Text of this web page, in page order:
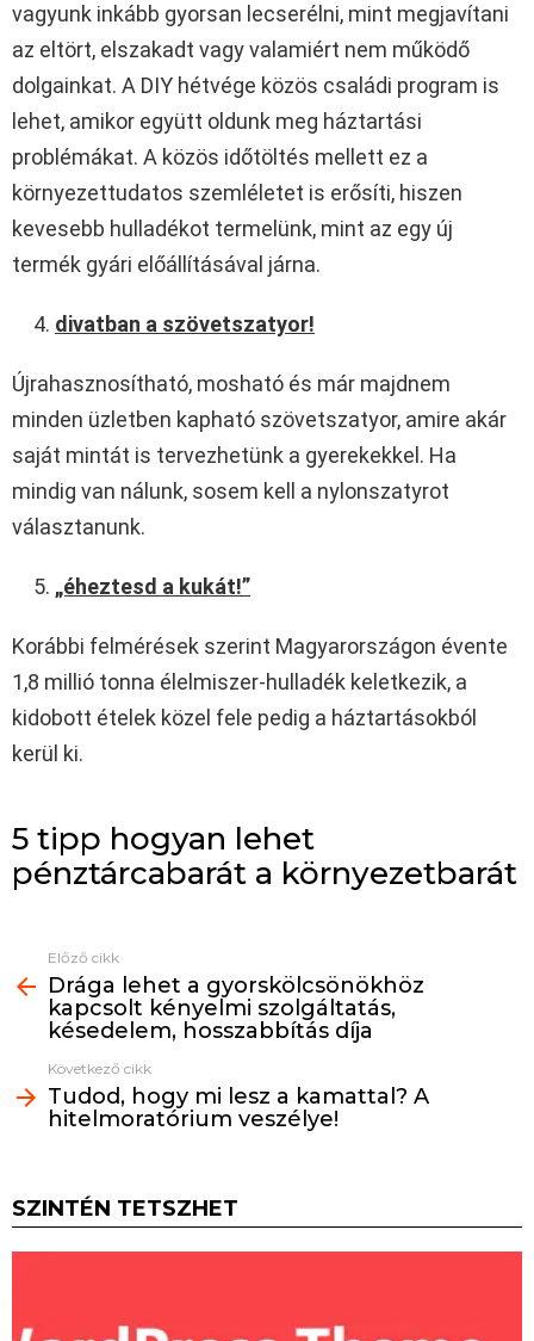
vagyunk inkább gyorsan lecserélni, mint megjavítani
az eltört, elszakadt vagy valamiért nem működő
dolgainkat. A DIY hétvége közös családi program is
lehet, amikor együtt oldunk meg háztartási
problémákat. A közös időtöltés mellett ez a
környezettudatos szemléletet is erősíti, hiszen
kevesebb hulladékot termelünk, mint az egy új
termék gyári előállításával járna.
divatban a szövetszatyor!
Újrahasznosítható, mosható és már majdnem
minden üzletben kapható szövetszatyor, amire akár
saját mintát is tervezhetünk a gyerekekkel. Ha
mindig van nálunk, sosem kell a nylonszatyrot
választanunk.
„éheztesd a kukát!”
Korábbi felmérések szerint Magyarországon évente
1,8 millió tonna élelmiszer-hulladék keletkezik, a
kidobott ételek közel fele pedig a háztartásokból
kerül ki.
5 tipp hogyan lehet
pénztárcabarát a környezetbarát
more
Előző cikk
Drága lehet a gyorskölcsönökhöz
kapcsolt kényelmi szolgáltatás,
késedelem, hosszabbítás díja
Következő cikk
Tudod, hogy mi lesz a kamattal? A
hitelmoratórium veszélye!
SZINTÉN TETSZHET